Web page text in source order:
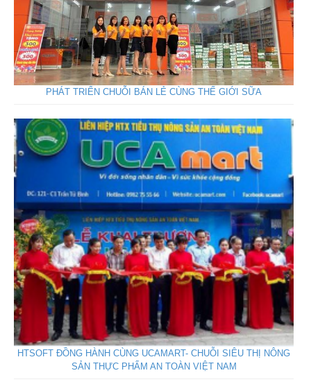
PHÁT TRIỂN CHUỖI BÁN LẺ CÙNG THẾ GIỚI SỮA
HTSOFT ĐỒNG HÀNH CÙNG UCAMART- CHUỖI SIÊU THỊ NÔNG
SẢN THỰC PHẨM AN TOÀN VIỆT NAM